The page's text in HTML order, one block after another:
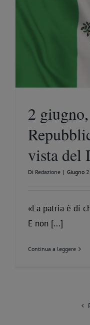
2
vista del
Di Redazione | Giugno
«La patria è di
E non [...]
Continua a leggere